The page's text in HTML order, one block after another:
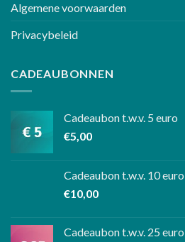
Algemene voorwaarden
Privacybeleid
CADEAUBONNEN
Cadeaubon t.w.v. 5 euro
€5,00
Cadeaubon t.w.v. 10 euro
€10,00
Cadeaubon t.w.v. 25 euro